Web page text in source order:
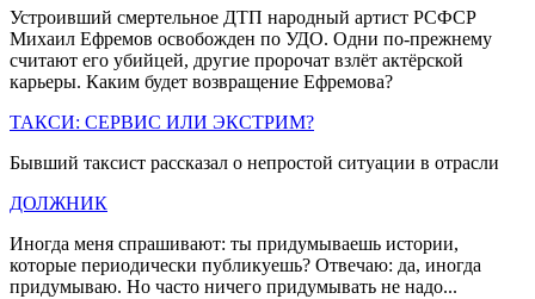
Устроивший смертельное ДТП народный артист РСФСР
Михаил Ефремов освобожден по УДО. Одни по-прежнему
считают его убийцей, другие пророчат взлёт актёрской
карьеры. Каким будет возвращение Ефремова?
ТАКСИ: СЕРВИС ИЛИ ЭКСТРИМ?
Бывший таксист рассказал о непростой ситуации в отрасли
ДОЛЖНИК
Иногда меня спрашивают: ты придумываешь истории,
которые периодически публикуешь? Отвечаю: да, иногда
придумываю. Но часто ничего придумывать не надо...